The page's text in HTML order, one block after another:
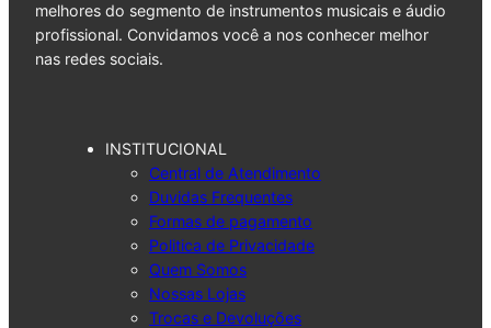
melhores do segmento de instrumentos musicais e áudio
profissional. Convidamos você a nos conhecer melhor
nas redes sociais.
INSTITUCIONAL
Central de Atendimento
Duvidas Frequentes
Formas de pagamento
Politica de Privacidade
Quem Somos
Nossas Lojas
Trocas e Devoluções